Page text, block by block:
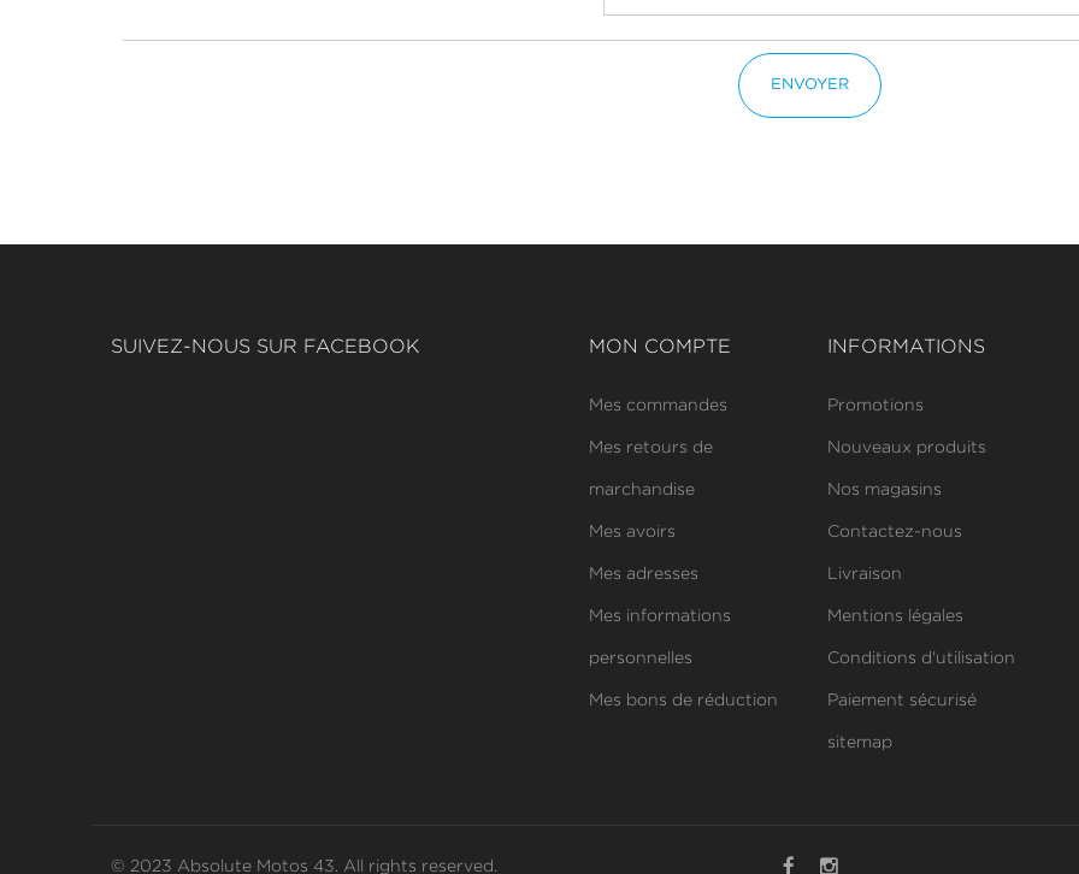
ENVOYER
SUIVEZ-NOUS SUR FACEBOOK MON COMPTE
Mes commandes
Mes retours de
marchandise
Mes avoirs
Mes adresses
Mes informations
personnelles
Mes bons de réduction
INFORMATIONS
Promotions
Nouveaux produits
Nos magasins
Contactez-nous
Livraison
Mentions légales
Conditions d'utilisation
Paiement sécurisé
sitemap
© 2023 Absolute Motos 43. All rights reserved.